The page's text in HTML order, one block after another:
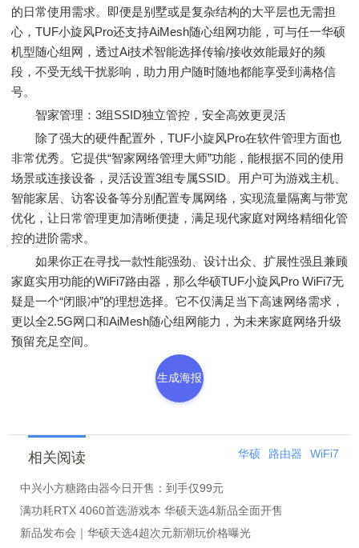
的日常使用需求。即便是别墅或是复杂结构的大平层也无需担
心，TUF小旋风Pro还支持AiMesh随心组网功能，可与任一华硕
机型随心组网，透过Ai技术智能选择传输/接收效能最好的频
段，不受无线干扰影响，助力用户随时随地都能享受到满格信
号。
智家管理：3组SSID独立管控，安全高效更灵活
除了强大的硬件配置外，TUF小旋风Pro在软件管理方面也
非常优秀。它提供“智家网络管理大师”功能，能根据不同的使用
场景或连接设备，灵活设置3组专属SSID。用户可为游戏主机、
智能家居、访客设备等分别配置专属网络，实现流量隔离与带宽
优化，让日常管理更加清晰便捷，满足现代家庭对网络精细化管
控的进阶需求。
如果你正在寻找一款性能强劲、设计出众、扩展性强且兼顾
家庭实用功能的WiFi7路由器，那么华硕TUF小旋风Pro WiFi7无
疑是一个“闭眼冲”的理想选择。它不仅满足当下高速网络需求，
更以全2.5G网口和AiMesh随心组网能力，为未来家庭网络升级
预留充足空间。
生成海报
相关阅读 华硕 路由器 WiFi7
中兴小方糖路由器今日开售：到手仅99元
满功耗RTX 4060首选游戏本 华硕天选4新品全面开售
新品发布会｜华硕天选4超次元新潮玩价格曝光